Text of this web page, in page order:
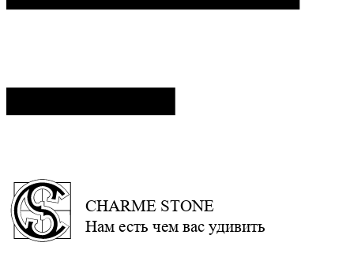
CHARME STONE
Нам есть чем вас удивить